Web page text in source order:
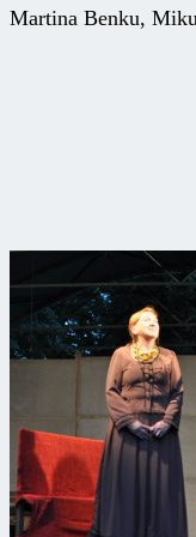
Martina Benku,